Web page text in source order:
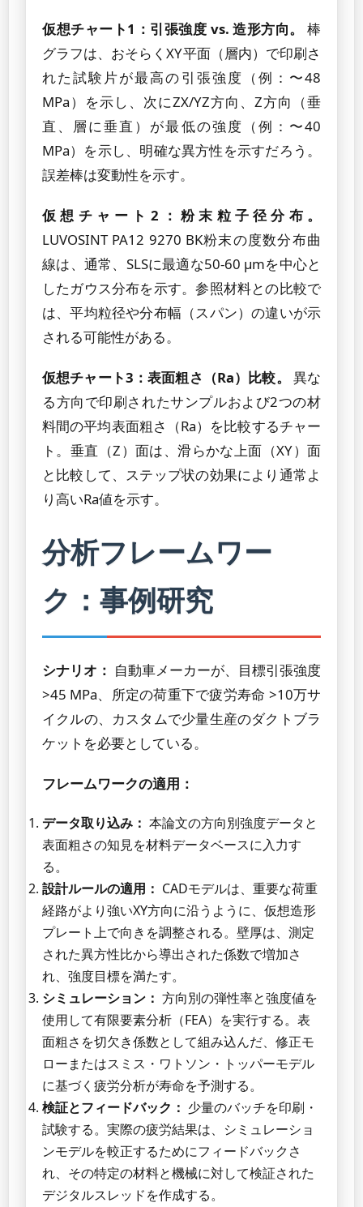
仮想チャート1：引張強度 vs. 造形方向。
棒
グラフは、おそらくXY平面（層内）で印刷さ
れた試験片が最高の引張強度（例：〜48
MPa）を示し、次にZX/YZ方向、Z方向（垂
直、層に垂直）が最低の強度（例：〜40
MPa）を示し、明確な異方性を示すだろう。
誤差棒は変動性を示す。
仮想チャート2：粉末粒子径分布。
LUVOSINT PA12 9270 BK粉末の度数分布曲
線は、通常、SLSに最適な50-60 μmを中心と
したガウス分布を示す。参照材料との比較で
は、平均粒径や分布幅（スパン）の違いが示
される可能性がある。
仮想チャート3：表面粗さ（Ra）比較。
異な
る方向で印刷されたサンプルおよび2つの材
料間の平均表面粗さ（Ra）を比較するチャー
ト。垂直（Z）面は、滑らかな上面（XY）面
と比較して、ステップ状の効果により通常よ
り高いRa値を示す。
分析フレームワー
ク：事例研究
シナリオ： 自動車メーカーが、目標引張強度
>45 MPa、所定の荷重下で疲労寿命 >10万サ
イクルの、カスタムで少量生産のダクトブラ
ケットを必要としている。
フレームワークの適用：
データ取り込み： 本論文の方向別強度データと
表面粗さの知見を材料データベースに入力す
る。
設計ルールの適用： CADモデルは、重要な荷重
経路がより強いXY方向に沿うように、仮想造形
プレート上で向きを調整される。壁厚は、測定
された異方性比から導出された係数で増加さ
れ、強度目標を満たす。
シミュレーション： 方向別の弾性率と強度値を
使用して有限要素分析（FEA）を実行する。表
面粗さを切欠き係数として組み込んだ、修正モ
ローまたはスミス・ワトソン・トッパーモデル
に基づく疲労分析が寿命を予測する。
検証とフィードバック： 少量のバッチを印刷・
試験する。実際の疲労結果は、シミュレーショ
ンモデルを較正するためにフィードバックさ
れ、その特定の材料と機械に対して検証された
デジタルスレッドを作成する。